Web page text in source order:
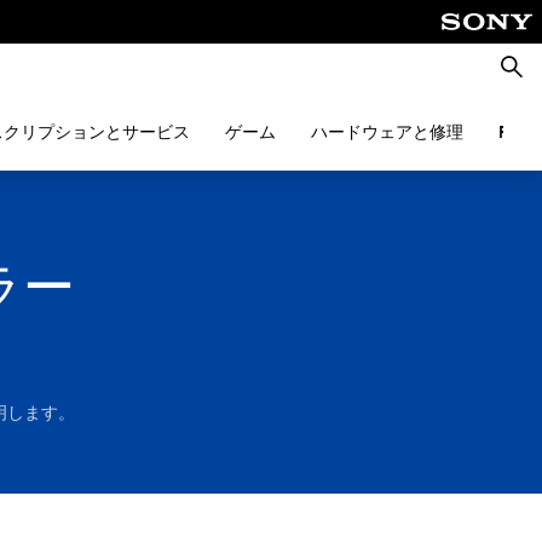
検
索
リプションとサービス ゲーム ハードウェアと修理
ー
ます。